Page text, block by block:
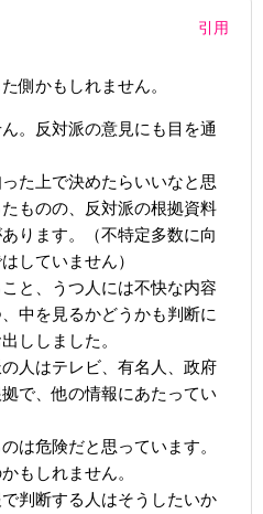
引用
側かもしれません。
。反対派の意見にも目を通
た上で決めたらいいなと思
ものの、反対派の根拠資料
ります。（不特定多数に向
していません）
と、うつ人には不快な内容
中を見るかどうかも判断に
ししました。
人はテレビ、有名人、政府
で、他の情報にあたってい
は危険だと思っています。
もしれません。
判断する人はそうしたいか